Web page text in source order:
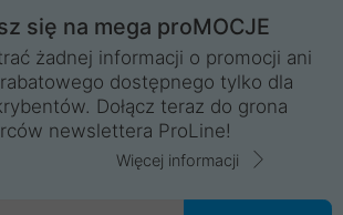
się na mega proMOCJE
żadnej informacji o promocji ani
dostępnego tylko dla
Dołącz teraz do grona
newslettera ProLine!
Więcej informacji